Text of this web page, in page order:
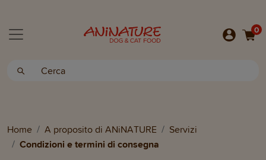
0
Home A proposito di ANiNATURE
Servizi
Condizioni e termini di consegna